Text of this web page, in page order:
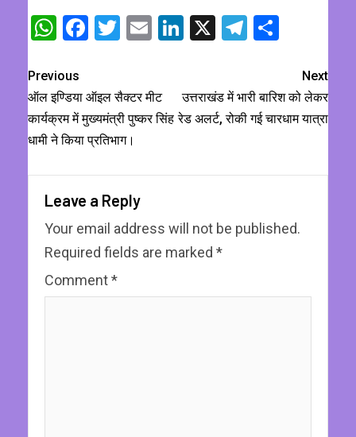
WhatsApp
Facebook
Twitter
EmailLinkedIn
X Telegram
Previous
ऑल इण्डिया ऑइल सैक्टर मीट
कार्यक्रम में मुख्यमंत्री पुष्कर सिंह
धामी ने किया प्रतिभाग।
Next
उत्तराखंड में भारी बारिश को लेकर
रेड अलर्ट, रोकी गई चारधाम यात्रा
Leave a Reply
Your email address will not be published.
Required fields are marked *
Comment*